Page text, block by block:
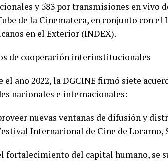
y 583 por transmisiones en vivo
de la Cinemateca, en conjunto con
en el Exterior (INDEX).
de cooperación interinstitucionales
el año 2022, la DGCINE firmó siete
nacionales e internacionales:
nuevas ventanas de difusión y
Internacional de Cine de Locarno,
fortalecimiento del capital humano, se